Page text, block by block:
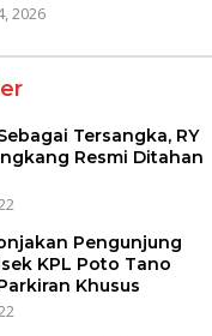
2026
Tersangka, RY
Resmi Ditahan
Pengunjung
KPL Poto Tano
Khusus